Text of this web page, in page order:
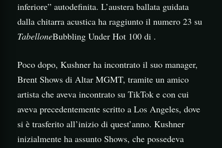
inferiore” autodefinita. L’austera ballata guidata
dalla chitarra acustica ha raggiunto il numero 23 su
TabelloneBubbling Under Hot 100 di .
Poco dopo, Kushner ha incontrato il suo manager,
Brent Shows di Altar MGMT, tramite un amico
artista che aveva incontrato su TikTok e con cui
aveva precedentemente scritto a Los Angeles, dove
si è trasferito all’inizio di quest’anno. Kushner
inizialmente ha assunto Shows, che possedeva